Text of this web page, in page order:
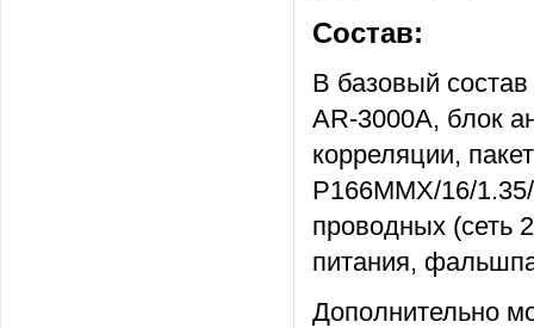
Состав:
В базовый
AR-3000A, блок
корреляции,
P166MMX/16/
проводных (сеть
питания,
Дополнительно